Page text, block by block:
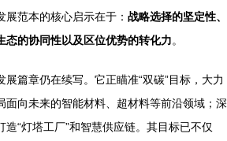
范本的核心启示在于： 战略选择的坚定性、
态的协同性以及区位优势的转化力。
篇章仍在续写。它正瞄准“双碳”目标，大力
面向未来的智能材料、超材料等前沿领域；深
“灯塔工厂”和智慧供应链。其目标已不仅